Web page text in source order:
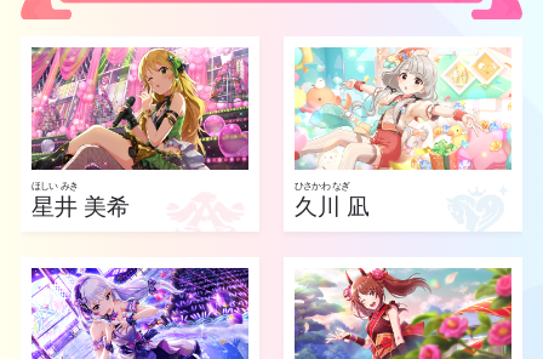
ほしい みき
星井 美希
ひさかわ なぎ
久川 凪